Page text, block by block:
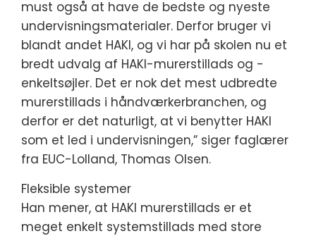
must også at have de bedste og nyeste
undervisningsmaterialer. Derfor bruger vi
blandt andet HAKI, og vi har på skolen nu et
bredt udvalg af HAKI-murerstillads og -
enkeltsøjler. Det er nok det mest udbredte
murerstillads i håndværkerbranchen, og
derfor er det naturligt, at vi benytter HAKI
som et led i undervisningen,” siger faglærer
fra EUC-Lolland, Thomas Olsen.
Fleksible systemer
Han mener, at HAKI murerstillads er et
meget enkelt systemstillads med store